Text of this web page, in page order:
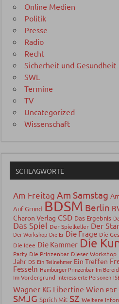
Online Medien
Politik
Presse
Radio
Recht
Sicherheit und Gesundheit
SWL
Termine
TV
Uncategorized
Wissenschaft
SCHLAGWORTE
Am Freitag Am Samstag
Auf Grund BDSM Berlin
Charon Verlag CSD Das Ergebnis
Das Spiel Der Spielkeller Der
Der Workshop Die Er Die Frage Die
Die Idee Die Kammer Die
Party Die Prinzenbar Dieser Workshop
Jahr DS Ein Teilnehmer Ein Treffen
Fesseln Hamburger Prinzenbar Im
Im Vordergrund Interessierte Personen
Wagner KG Libertine Wien PDF
SMJG Sprich Mit SZ Weitere